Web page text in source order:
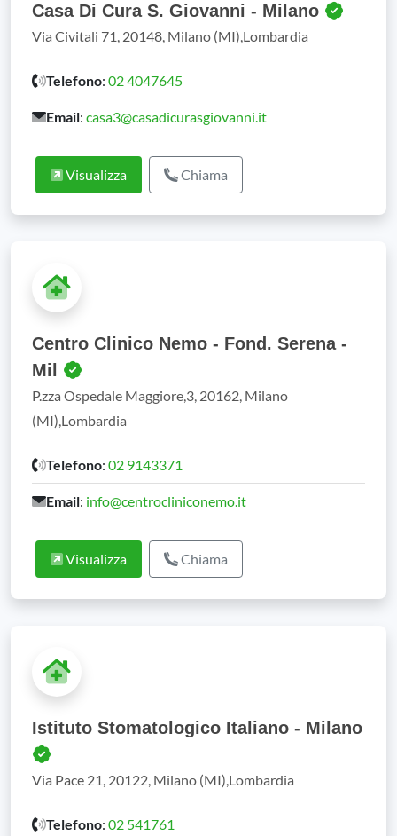
Casa Di Cura S. Giovanni - Milano
Via Civitali 71, 20148, Milano (MI),Lombardia
Telefono: 02 4047645
Email: casa3@casadicurasgiovanni.it
Visualizza Chiama
Centro Clinico Nemo - Fond. Serena -
Mil
P.zza Ospedale Maggiore,3, 20162, Milano
(MI),Lombardia
Telefono: 02 9143371
Email: info@centrocliniconemo.it
Visualizza Chiama
Istituto Stomatologico Italiano - Milano
Via Pace 21, 20122, Milano (MI),Lombardia
Telefono: 02 541761